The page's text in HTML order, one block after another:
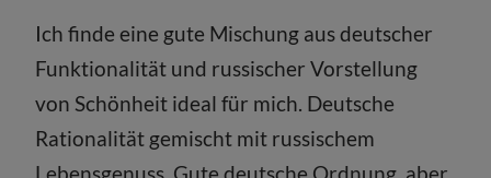
Ich finde eine gute Mischung aus deutscher
Funktionalität und russischer Vorstellung
von Schönheit ideal für mich. Deutsche
Rationalität gemischt mit russischem
Lebensgenuss. Gute deutsche Ordnung, aber